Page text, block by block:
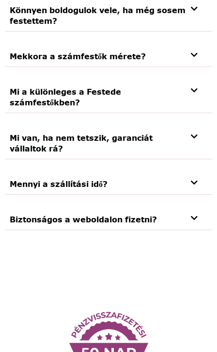
Könnyen boldogulok vele, ha még sosem
festettem?
Mekkora a számfestők mérete?
Mi a különleges a Festede
számfestőkben?
Mi van, ha nem tetszik, garanciát
vállaltok rá?
Mennyi a szállítási idő?
Biztonságos a weboldalon fizetni?